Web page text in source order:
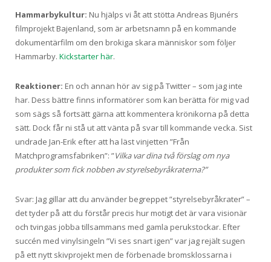
Hammarbykultur: Nu hjälps vi åt att stötta Andreas Bjunérs
filmprojekt Bajenland, som är arbetsnamn på en kommande
dokumentärfilm om den brokiga skara människor som följer
Hammarby. Kickstarter här.
Reaktioner: En och annan hör av sig på Twitter – som jag inte
har. Dess bättre finns informatörer som kan berätta för mig vad
som sägs så fortsätt gärna att kommentera krönikorna på detta
sätt. Dock får ni stå ut att vänta på svar till kommande vecka. Sist
undrade Jan-Erik efter att ha läst vinjetten ”Från
Matchprogramsfabriken”: ”Vilka var dina två förslag om nya
produkter som fick nobben av styrelsebyråkraterna?”
Svar: Jag gillar att du använder begreppet ”styrelsebyråkrater” –
det tyder på att du förstår precis hur motigt det är vara visionär
och tvingas jobba tillsammans med gamla perukstockar. Efter
succén med vinylsingeln ”Vi ses snart igen” var jag rejält sugen
på ett nytt skivprojekt men de förbenade bromsklossarna i